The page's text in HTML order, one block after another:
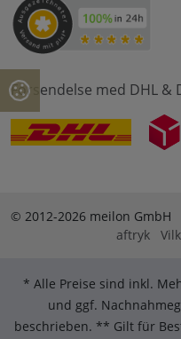
Forsendelse med DHL &
© 2012-2026 meilon GmbH
aftryk
* Alle Preise sind inkl.
und ggf.
beschrieben. ** Gilt für